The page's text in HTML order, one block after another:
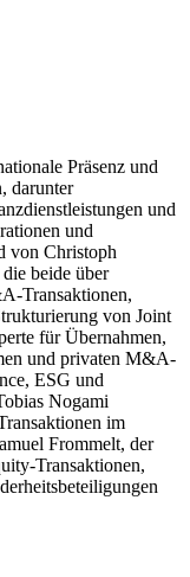
Präsenz und
darunter
und
und
von Christoph
beide über
Transaktionen,
von Joint
für Übernahmen,
und privaten M&A-
ESG und
Nogami
im
Frommelt, der
Transaktionen,